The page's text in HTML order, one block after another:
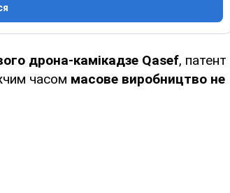
дрона-камікадзе Qasef, патент
часом масове виробництво не